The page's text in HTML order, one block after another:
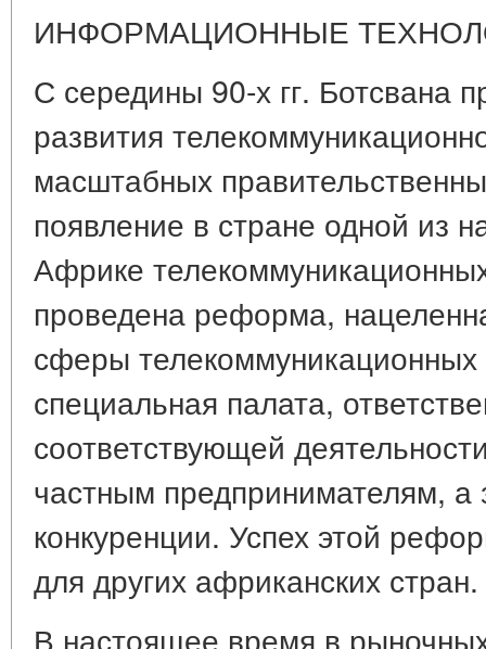
ИНФОРМАЦИОННЫЕ
С середины 90-х гг. Ботсвана
развития
масштабных
появление в стране одной из
Африке
проведена реформа,
сферы телекоммуникационных
специальная палата,
соответствующей
частным предпринимателям, а
конкуренции. Успех этой
для других африканских стран.
В настоящее время в